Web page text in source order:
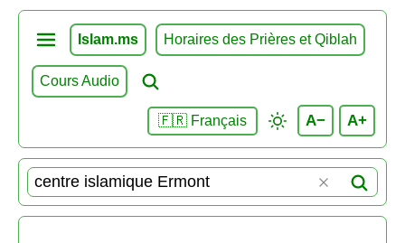
Islam.ms Horaires des Prières et Qiblah
Cours Audio
🇫🇷 Français A− A+